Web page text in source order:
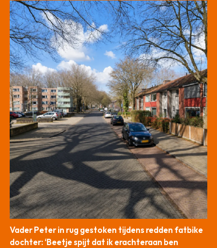
Vader Peter in rug gestoken tijdens redden fatbike
dochter: ‘Beetje spijt dat ik erachteraan ben